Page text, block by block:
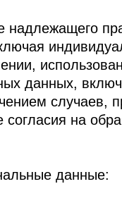
данных,
случаев,
на
данные: